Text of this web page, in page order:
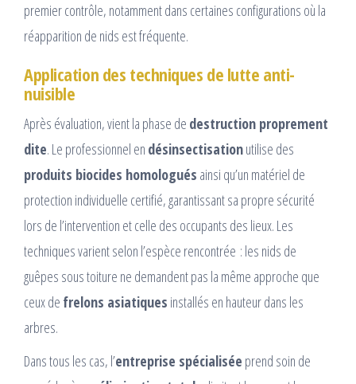
premier contrôle, notamment dans certaines configurations où la
réapparition de nids est fréquente.
Application des techniques de lutte anti-
nuisible
Après évaluation, vient la phase de destruction proprement
dite. Le professionnel en désinsectisationutilise des
produits biocides homologués ainsi qu’un matériel de
protection individuelle certifié, garantissant sa propre sécurité
lors de l’intervention et celle des occupants des lieux. Les
techniques varient selon l’espèce rencontrée : les nids de
guêpes sous toiture ne demandent pas la même approche que
ceux de frelons asiatiques installés en hauteur dans les
arbres.
Dans tous les cas, l’entreprise spécialisée prend soin de